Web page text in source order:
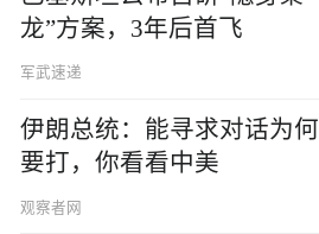
龙”方案，3年后首飞
军武速递
伊朗总统：能寻求对话为何
要打，你看看中美
观察者网